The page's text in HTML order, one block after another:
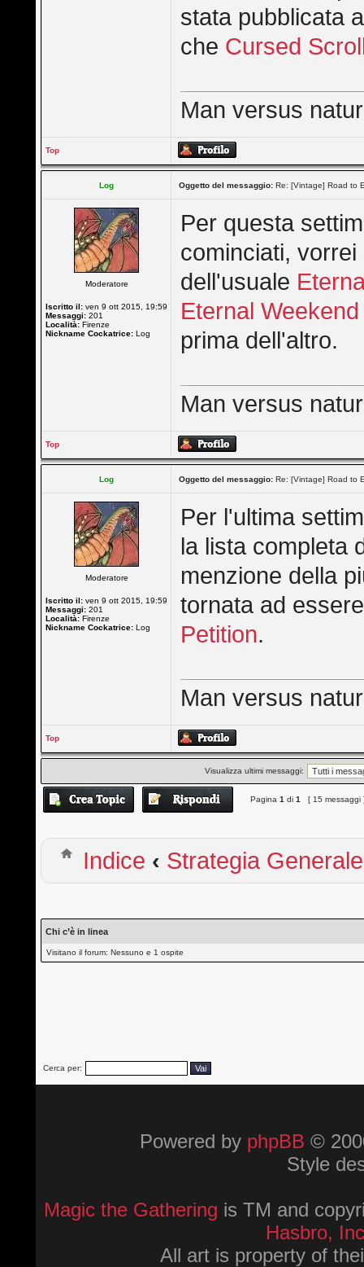
stata pubblicata
che Cursed
Man versus
Top
Log Oggetto del messaggio: Re: [Vintage] Road to
Moderatore
Iscritto il: ven 9 ott 2015, 19:59
Messaggi: 201
Località: Firenze
Nickname Cockatrice: Log
Per questa
cominciati,
dell'usuale
Eternal Weekend
prima dell'altro.
Man versus
Top
Log Oggetto del messaggio: Re: [Vintage] Road to
Moderatore
Iscritto il: ven 9 ott 2015, 19:59
Messaggi: 201
Località: Firenze
Nickname Cockatrice: Log
Per l'ultima
la lista completa
menzione della
tornata ad
Petition.
Man versus
Top
Visualizza ultimi messaggi:
Pagina1 di1 [ 15 messaggi
Indice ‹ Strategia Generale
Chi c’è in linea
Visitano il forum: Nessuno e 1 ospite
Cerca per:
Powered by phpBB ©
Style
Magic the Gathering is TM and
Hasbro,
All art is property of